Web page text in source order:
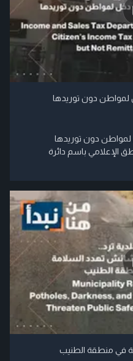
لمواطن دون توريدها
لمواطن دون توريدها
الإعلامي باسم دائرة
في منطقة الطنيب